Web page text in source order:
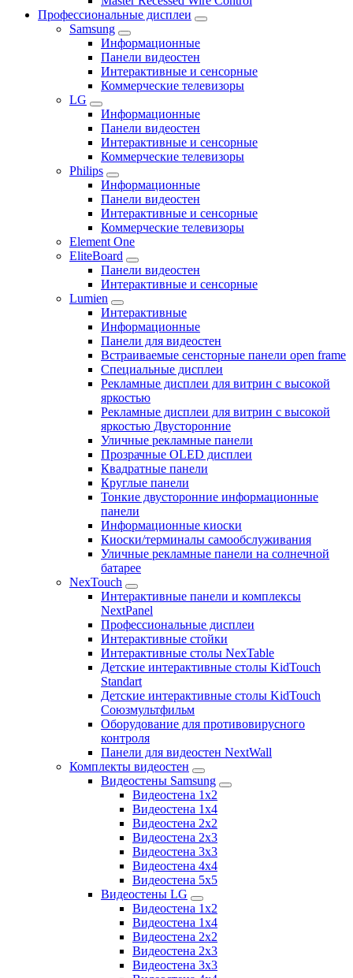
Профессиональные дисплеи
Samsung
Информационные
Панели видеостен
Интерактивные и сенсорные
Коммерческие телевизоры
LG
Информационные
Панели видеостен
Интерактивные и сенсорные
Коммерческие телевизоры
Philips
Информационные
Панели видеостен
Интерактивные и сенсорные
Коммерческие телевизоры
Element One
EliteBoard
Панели видеостен
Интерактивные и сенсорные
Lumien
Интерактивные
Информационные
Панели для видеостен
Встраиваемые сенсторные панели open frame
Специальные дисплеи
Рекламные дисплеи для витрин с высокой
яркостью
Рекламные дисплеи для витрин с высокой
яркостью Двусторонние
Уличные рекламные панели
Прозрачные OLED дисплеи
Квадратные панели
Круглые панели
Тонкие двусторонние информационные
панели
Информационные киоски
Киоски/терминалы самообслуживания
Уличные рекламные панели на солнечной
батарее
NexTouch
Интерактивные панели и комплексы
NextPanel
Профессиональные дисплеи
Интерактивные стойки
Интерактивные столы NexTable
Детские интерактивные столы KidTouch
Standart
Детские интерактивные столы KidTouch
Союзмультфильм
Оборудование для противовирусного
контроля
Панели для видеостен NextWall
Комплекты видеостен
Видеостены Samsung
Видеостена 1x2
Видеостена 1x4
Видеостена 2x2
Видеостена 2х3
Видеостена 3x3
Видеостена 4x4
Видеостена 5x5
Видеостены LG
Видеостена 1x2
Видеостена 1x4
Видеостена 2x2
Видеостена 2x3
Видеостена 3x3